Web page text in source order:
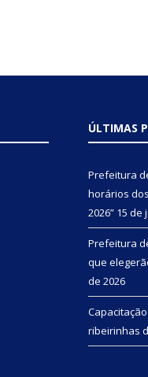
ÚLTIMAS
Prefeitura
horários
2026” 15 de
Prefeitura
que
de 2026
ribeirinhas